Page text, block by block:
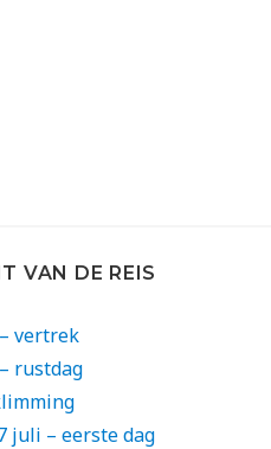
VAN DE REIS
vertrek
rustdag
juli – eerste dag